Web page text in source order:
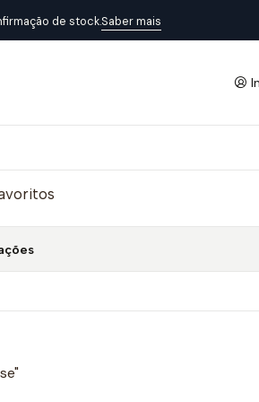
de stock.Saber mais
- 25th